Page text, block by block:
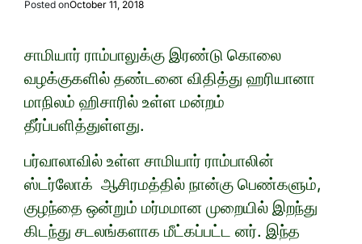
Posted onOctober 11, 2018
சாமியார் ராம்பாலுக்கு இரண்டு கொலை
வழக்குகளில் தண்டனை விதித்து ஹரியானா
மாநிலம் ஹிசாரில் உள்ள மன்றம்
தீர்ப்பளித்துள்ளது.
பர்வாலாவில் உள்ள சாமியார் ராம்பாலின்
ஸ்டர்லோக் ஆசிரமத்தில் நான்கு பெண்களும்,
குழந்தை ஒன்றும் மர்மமான முறையில் இறந்து
கிடந்து சடலங்களாக மீட்கப்பட்ட னர். இந்த